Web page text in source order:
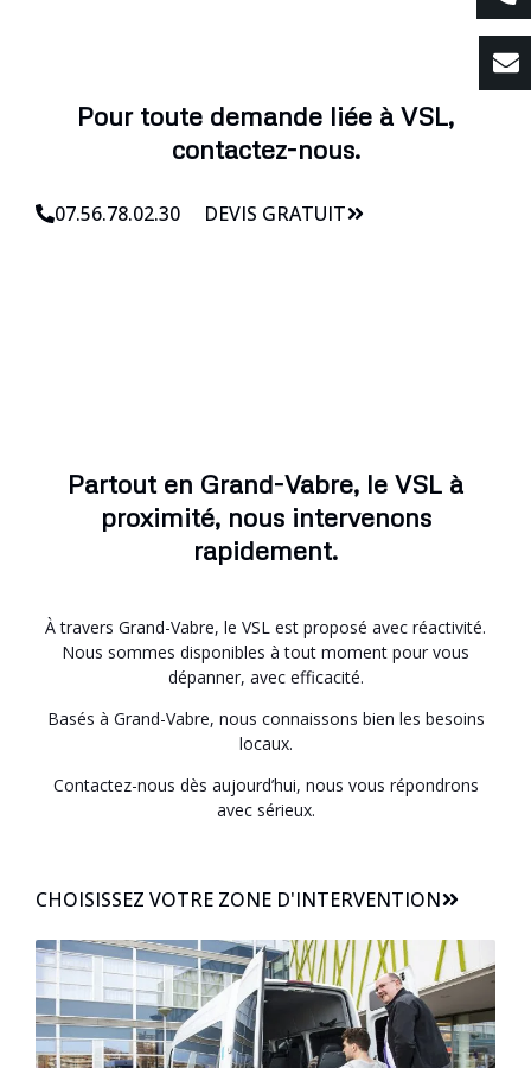
Pour toute demande liée à VSL,
contactez-nous.
07.56.78.02.30 DEVIS GRATUIT
Partout en Grand-Vabre, le VSL à
proximité, nous intervenons
rapidement.
À travers Grand-Vabre, le VSL est proposé avec réactivité.
Nous sommes disponibles à tout moment pour vous
dépanner, avec efficacité.
Basés à Grand-Vabre, nous connaissons bien les besoins
locaux.
Contactez-nous dès aujourd’hui, nous vous répondrons
avec sérieux.
CHOISISSEZ VOTRE ZONE D'INTERVENTION